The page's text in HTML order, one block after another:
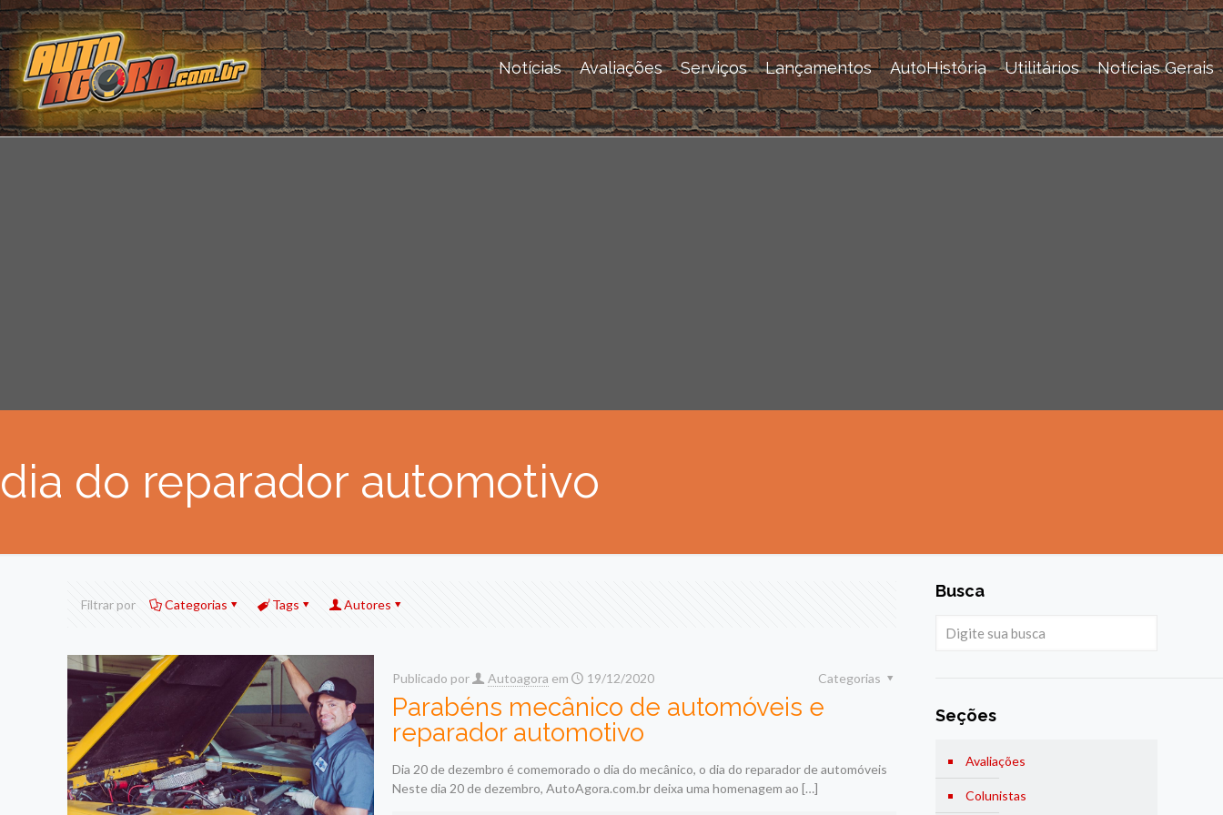
Notícias Avaliações Serviços Lançamentos AutoHistória Utilitários Notícias Gerais
dia do reparador automotivo
Filtrar por Categorias Tags Autores
Publicado por Autoagora em 19/12/2020 Categorias
Parabéns mecânico de automóveis e
reparador automotivo
Dia 20 de dezembro é comemorado o dia do mecânico, o dia do reparador de automóveis
Neste dia 20 de dezembro, AutoAgora.com.br deixa uma homenagem ao […]
Busca
Seções
Avaliações
Colunistas